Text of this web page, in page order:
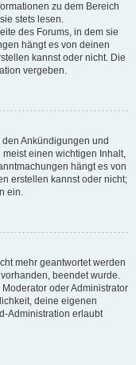
zu dem Bereich
stets lesen.
des Forums, in dem sie
hängt es von deinen
kannst oder nicht. Die
vergeben.
Ankündigungen und
einen wichtigen Inhalt,
hängt es von
erstellen kannst oder nicht;
ein.
mehr geantwortet werden
beendet wurde.
oder Administrator
deine eigenen
Administration erlaubt